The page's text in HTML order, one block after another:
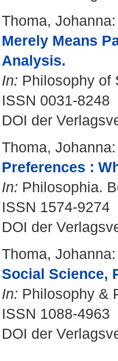
Thoma, Johanna:
Merely Means
Analysis.
In: Philosophy of
ISSN 0031-8248
DOI der
Thoma, Johanna:
Preferences :
In: Philosophia.
ISSN 1574-9274
DOI der
Thoma, Johanna:
Social Science,
In: Philosophy &
ISSN 1088-4963
DOI der